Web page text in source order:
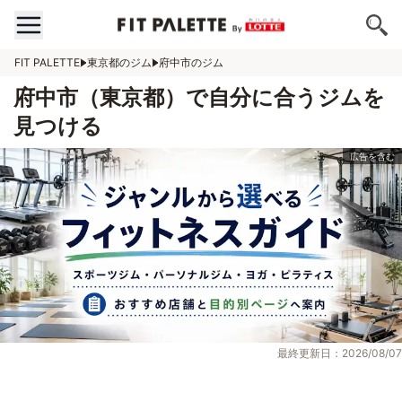
FIT PALETTE 東京都のジム 府中市のジム
府中市（東京都）で自分に合うジムを
見つける
最終更新日：2026/08/07